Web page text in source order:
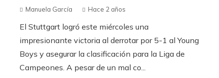
Manuela García Hace 2 años
El Stuttgart logró este miércoles una
impresionante victoria al derrotar por 5-1 al Young
Boys y asegurar la clasificación para la Liga de
Campeones. A pesar de un mal co...